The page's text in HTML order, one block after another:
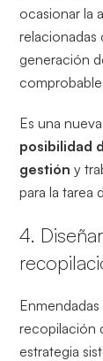
ocasionar la
relacionadas
generación
Es una nueva
posibilidad
gestióny
para la tarea
4.
recopilación
estrategia